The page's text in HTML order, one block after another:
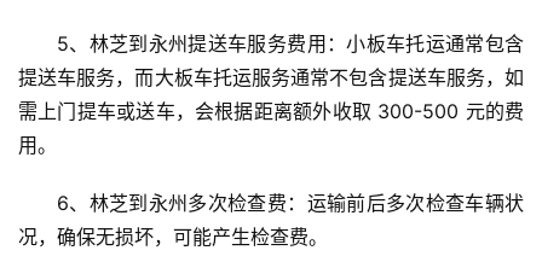
5、林芝到永州提送车服务费用：小板车托运通常包含
提送车服务，而大板车托运服务通常不包含提送车服务，如
需上门提车或送车，会根据距离额外收取 300-500 元的费
用。
6、林芝到永州多次检查费：运输前后多次检查车辆状
况，确保无损坏，可能产生检查费。